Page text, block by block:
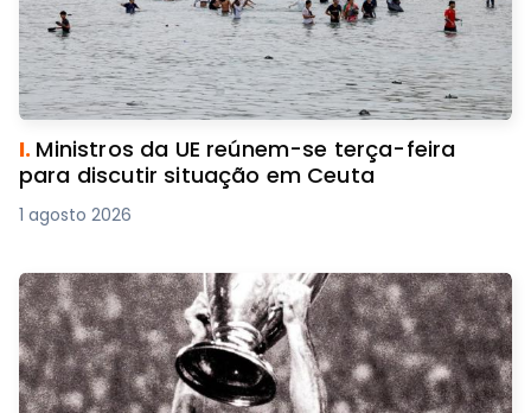
I. Ministros da UE reúnem-se terça-feira
para discutir situação em Ceuta
1 agosto 2026